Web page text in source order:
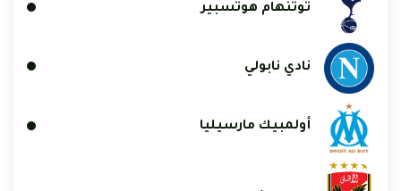
توتنهام هوتسبير
نادي نابولي
أولمبيك مارسيليا